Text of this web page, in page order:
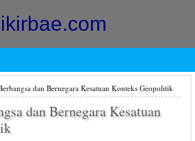
dan Bernegara Kesatuan Konteks Geopolitik
dan Bernegara Kesatuan